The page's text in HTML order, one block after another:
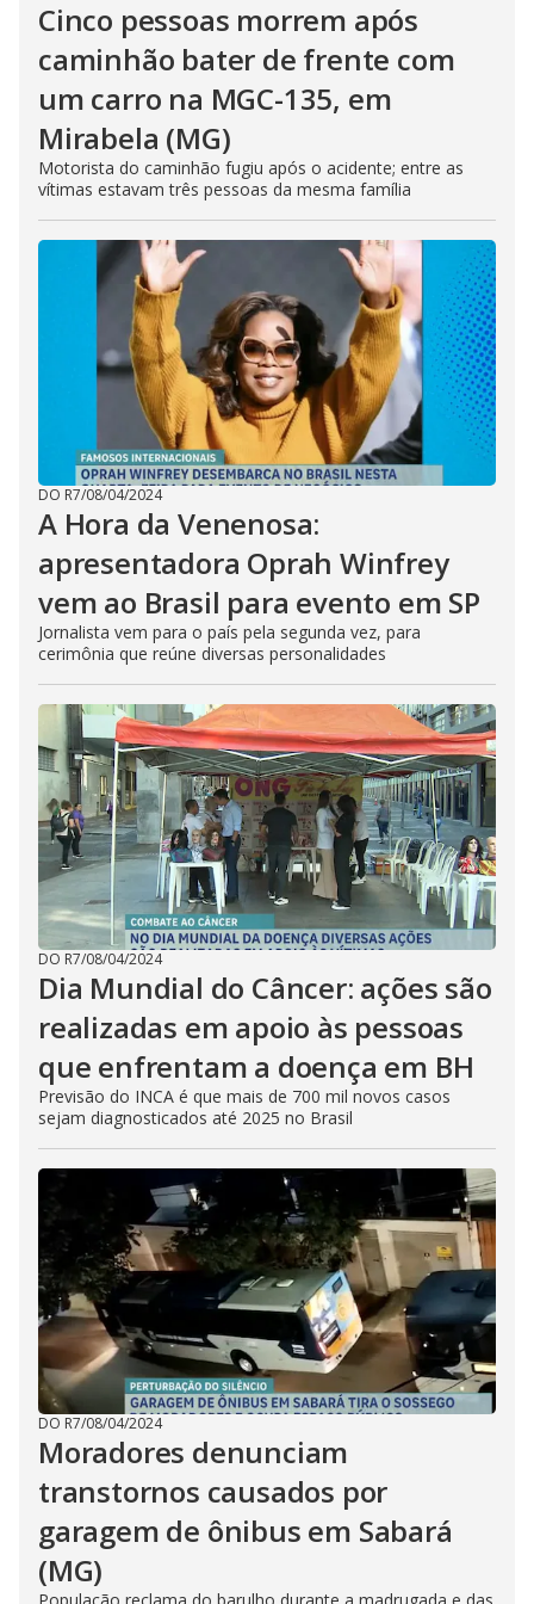
Cinco pessoas morrem após
caminhão bater de frente com
um carro na MGC-135, em
Mirabela (MG)
Motorista do caminhão fugiu após o acidente; entre as
vítimas estavam três pessoas da mesma família
DO R7/08/04/2024
A Hora da Venenosa:
apresentadora Oprah Winfrey
vem ao Brasil para evento em SP
Jornalista vem para o país pela segunda vez, para
cerimônia que reúne diversas personalidades
DO R7/08/04/2024
Dia Mundial do Câncer: ações são
realizadas em apoio às pessoas
que enfrentam a doença em BH
Previsão do INCA é que mais de 700 mil novos casos
sejam diagnosticados até 2025 no Brasil
DO R7/08/04/2024
Moradores denunciam
transtornos causados por
garagem de ônibus em Sabará
(MG)